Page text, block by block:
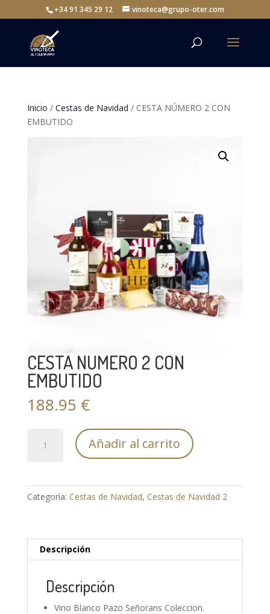
+34 91 345 29 12 vinoteca@grupo-oter.com
Inicio / Cestas de Navidad / CESTA NÚMERO 2 CON
EMBUTIDO
CESTA NÚMERO 2 CON
EMBUTIDO
188.95 €
NÚMERO
EMBUTIDO
cantidad
Añadir al carrito
Categoría: Cestas de Navidad, Cestas de Navidad 2
Descripción
Descripción
Vino Blanco Pazo Señorans Coleccion.